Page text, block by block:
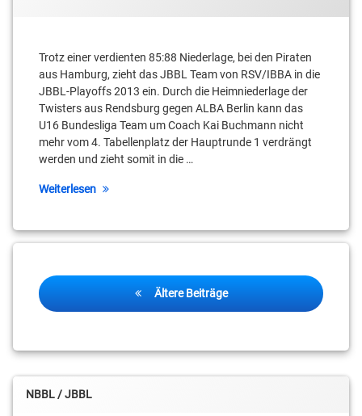
Trotz einer verdienten 85:88 Niederlage, bei den Piraten
aus Hamburg, zieht das JBBL Team von RSV/IBBA in die
JBBL-Playoffs 2013 ein. Durch die Heimniederlage der
Twisters aus Rendsburg gegen ALBA Berlin kann das
U16 Bundesliga Team um Coach Kai Buchmann nicht
mehr vom 4. Tabellenplatz der Hauptrunde 1 verdrängt
werden und zieht somit in die …
Weiterlesen
Beitragsnavigation
Ältere Beiträge
NBBL / JBBL